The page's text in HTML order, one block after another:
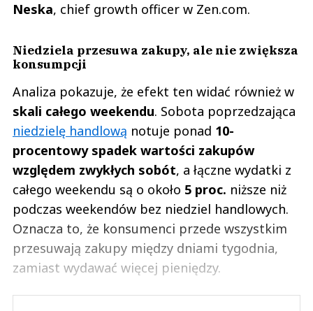
Neska, chief growth officer w Zen.com.
Niedziela przesuwa zakupy, ale nie zwiększa
konsumpcji
Analiza pokazuje, że efekt ten widać również w
skali całego weekendu. Sobota poprzedzająca
niedzielę handlową notuje ponad 10-
procentowy spadek wartości zakupów
względem zwykłych sobót, a łączne wydatki z
całego weekendu są o około 5 proc. niższe niż
podczas weekendów bez niedziel handlowych.
Oznacza to, że konsumenci przede wszystkim
przesuwają zakupy między dniami tygodnia,
zamiast wydawać więcej pieniędzy.